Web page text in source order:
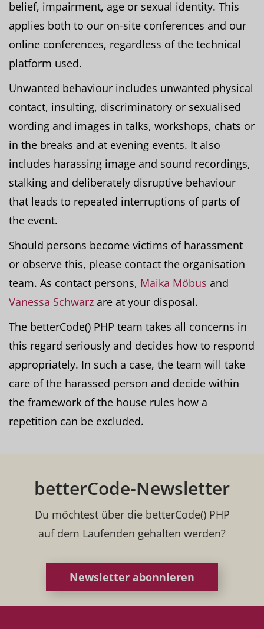
belief, impairment, age or sexual identity. This
applies both to our on-site conferences and our
online conferences, regardless of the technical
platform used.
Unwanted behaviour includes unwanted physical
contact, insulting, discriminatory or sexualised
wording and images in talks, workshops, chats or
in the breaks and at evening events. It also
includes harassing image and sound recordings,
stalking and deliberately disruptive behaviour
that leads to repeated interruptions of parts of
the event.
Should persons become victims of harassment
or observe this, please contact the organisation
team. As contact persons, Maika Möbus and
Vanessa Schwarz are at your disposal.
The betterCode() PHP team takes all concerns in
this regard seriously and decides how to respond
appropriately. In such a case, the team will take
care of the harassed person and decide within
the framework of the house rules how a
repetition can be excluded.
betterCode-Newsletter
Du möchtest über die betterCode() PHP
auf dem Laufenden gehalten werden?
Newsletter abonnieren